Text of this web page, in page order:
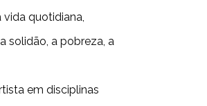
quotidiana,
solidão, a pobreza, a
em disciplinas